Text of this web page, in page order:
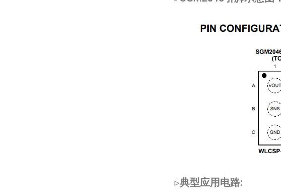
▹典型应用电路: